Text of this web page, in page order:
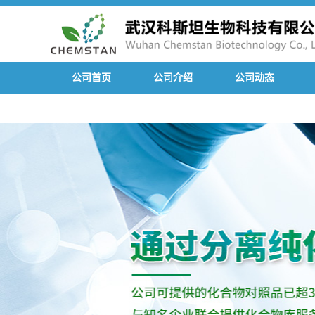
公司首页 公司介绍 公司动态